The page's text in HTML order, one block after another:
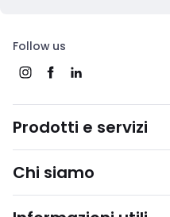
Follow us
Prodotti e servizi
Chi siamo